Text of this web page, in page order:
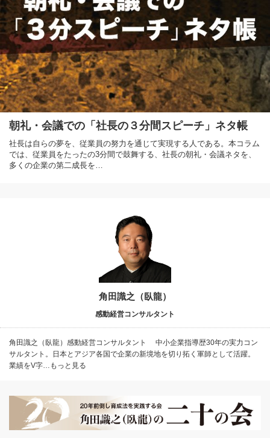
朝礼・会議での「社長の３分間スピーチ」ネタ帳
社長は自らの夢を、従業員の努力を通じて実現する人である。本コラム
では、従業員をたったの3分間で鼓舞する、社長の朝礼・会議ネタを、
多くの企業の第二成長を…
角田識之（臥龍）
感動経営コンサルタント
角田識之（臥龍）感動経営コンサルタント 中小企業指導歴30年の実力コン
サルタント。日本とアジア各国で企業の新境地を切り拓く軍師として活躍。
業績をV字…もっと見る